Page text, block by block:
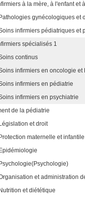
à la mère, à l'enfant et
Pathologies gynécologiques et
infirmiers pédiatriques et
spécialisés 1
continus
infirmiers en oncologie et
infirmiers en pédiatrie
infirmiers en psychiatrie
de la pédiatrie
Législation et droit
Protection maternelle et infantile
Epidémiologie
Psychologie(Psychologie)
et administration
Nutrition et diététique